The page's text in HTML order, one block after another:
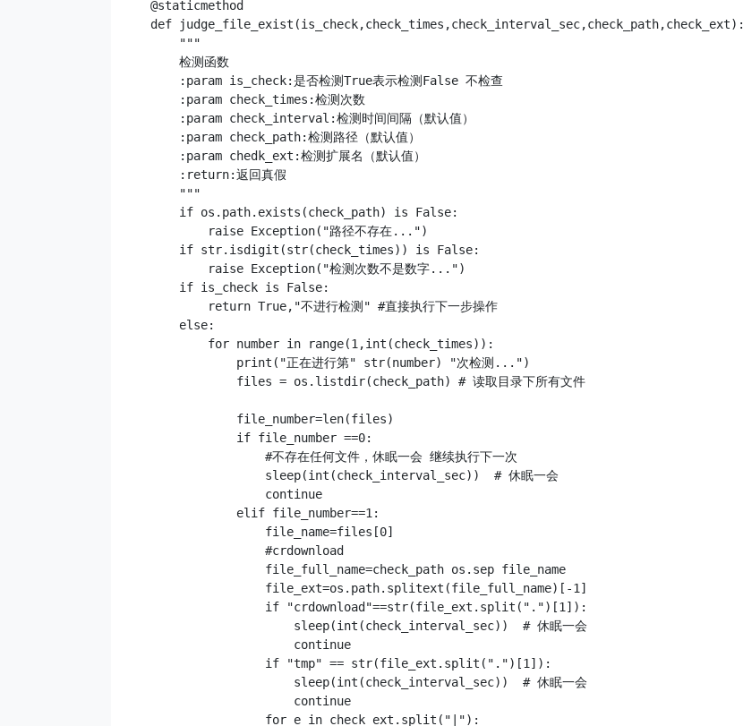
    @staticmethod
    def judge_file_exist(is_check,check_times,check_interval_sec,check_path,check_ext):
        """
        检测函数
        :param is_check:是否检测True表示检测False 不检查
        :param check_times:检测次数
        :param check_interval:检测时间间隔（默认值）
        :param check_path:检测路径（默认值）
        :param chedk_ext:检测扩展名（默认值）
        :return:返回真假
        """
        if os.path.exists(check_path) is False:
            raise Exception("路径不存在...")
        if str.isdigit(str(check_times)) is False:
            raise Exception("检测次数不是数字...")
        if is_check is False:
            return True,"不进行检测" #直接执行下一步操作
        else:
            for number in range(1,int(check_times)):
                print("正在进行第" str(number) "次检测...")
                files = os.listdir(check_path) # 读取目录下所有文件
                file_number=len(files)
                if file_number ==0:
                    #不存在任何文件，休眠一会 继续执行下一次
                    sleep(int(check_interval_sec))  # 休眠一会
                    continue
                elif file_number==1:
                    file_name=files[0]
                    #crdownload
                    file_full_name=check_path os.sep file_name
                    file_ext=os.path.splitext(file_full_name)[-1]
                    if "crdownload"==str(file_ext.split(".")[1]):
                        sleep(int(check_interval_sec))  # 休眠一会
                        continue
                    if "tmp" == str(file_ext.split(".")[1]):
                        sleep(int(check_interval_sec))  # 休眠一会
                        continue
                    for e in check_ext.split("|"):